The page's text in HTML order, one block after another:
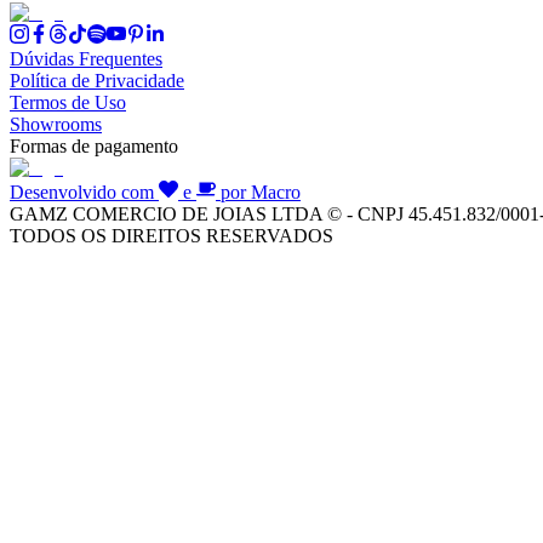
Dúvidas Frequentes
Política de Privacidade
Termos de Uso
Showrooms
Formas de pagamento
Desenvolvido com e
por Macro
GAMZ COMERCIO DE JOIAS LTDA © - CNPJ 45.451.832/
TODOS OS DIREITOS RESERVADOS